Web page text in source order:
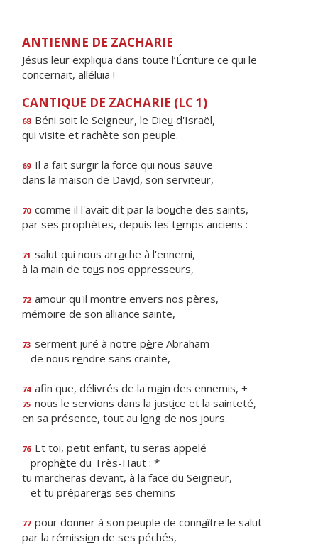
ANTIENNE DE ZACHARIE
Jésus leur expliqua dans toute l’Écriture ce qui le
concernait, alléluia !
CANTIQUE DE ZACHARIE (LC 1)
68 Béni soit le Seigneur, le Dieu d'Israël,
qui visite et rachète son peuple.
69 Il a fait surgir la force qui nous sauve
dans la maison de David, son serviteur,
70 comme il l'avait dit par la bouche des saints,
par ses prophètes, depuis les temps anciens :
71 salut qui nous arrache à l'ennemi,
à la main de tous nos oppresseurs,
72 amour qu'il montre envers nos pères,
mémoire de son alliance sainte,
73 serment juré à notre père Abraham
de nous rendre sans crainte,
74 afin que, délivrés de la main des ennemis, +
75 nous le servions dans la justice et la sainteté,
en sa présence, tout au long de nos jours.
76 Et toi, petit enfant, tu seras appelé
prophète du Très-Haut : *
tu marcheras devant, à la face du Seigneur,
et tu prépareras ses chemins
77 pour donner à son peuple de connaître le salut
par la rémission de ses péchés,